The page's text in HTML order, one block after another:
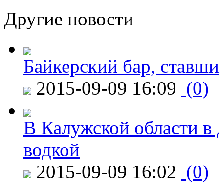
Другие новости
Байкерский бар,
2015-09-09 16:09 (0)
В Калужской области в
водкой
2015-09-09 16:02 (0)